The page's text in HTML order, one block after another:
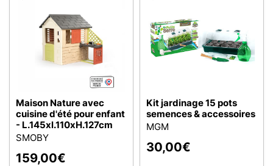
Maison Nature avec
cuisine d'été pour enfant
- L.145xl.110xH.127cm
SMOBY
159,00€
Kit jardinage 15 pots
semences & accessoires
MGM
30,00€